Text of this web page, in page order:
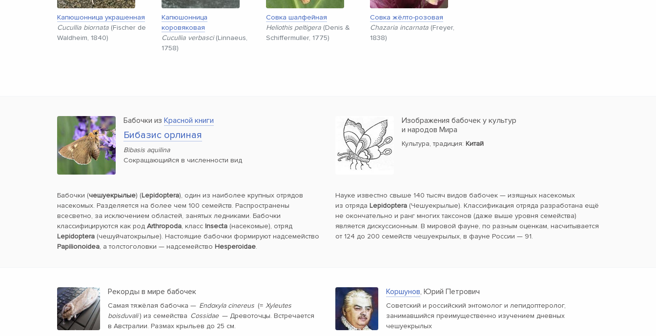
Капюшонница украшенная
Cucullia biornata (Fischer de
Waldheim, 1840)
Капюшонница
коровяковая
Cucullia verbasci(Linnaeus,
1758)
Совка шалфейная
Heliothis peltigera(Denis &
Schiffermuller, 1775)
Совка жёлто-розовая
Chazaria incarnata (Freyer,
1838)
Бабочки из Красной книги
Бибазис орлиная
Bibasis aquilina
Сокращающийся в численности вид
Изображения бабочек у культур
и народов Мира
Культура, традиция: Китай
Бабочки (чешуекрылые) (Lepidoptera), один из наиболее крупных отрядов
насекомых. Разделяется на более чем 100 семейств. Распространены
всесветно, за исключением областей, занятых ледниками. Бабочки
классифицируются как род Arthropoda, класс Insecta (насекомые), отряд
Lepidoptera (чешуйчатокрылые). Настоящие бабочки формируют надсемейство
Papilionoidea, а толстоголовки — надсемейство Hesperoidae.
Науке известно свыше 140 тысяч видов бабочек — изящных насекомых
из отряда Lepidoptera (Чешуекрылые). Классификация отряда разработана ещё
не окончательно и ранг многих таксонов (даже выше уровня семейства)
является дискуссионным. В мировой фауне, по разным оценкам, насчитывается
от 124 до 200 семейств чешуекрылых, в фауне России — 91.
Рекорды в мире бабочек
Самая тяжёлая бабочка — Endoxyla cinereus (= Xyleutes
boisduvali) из семейства Cossidae — Древоточцы. Встречается
в Австралии. Размах крыльев до 25 см.
Коршунов, Юрий Петрович
Советский и российский энтомолог и лепидоптеролог,
занимавшийся преимущественно изучением дневных
чешуекрылых